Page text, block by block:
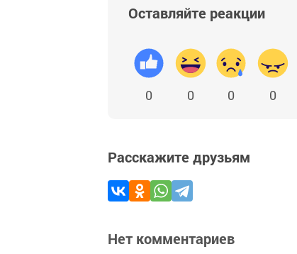
Оставляйте реакции
0 0 0 0
Расскажите друзьям
Нет комментариев